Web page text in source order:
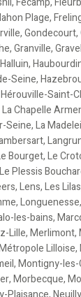
Plage,
,Gondecourt,
,Granville,
Halluin,
Seine,
Hérouville-Saint-
La Chapelle
Seine,La
,
Bourget,Le
Le Plessis
,Lens,Les Lilas
,Longuenesse,
les-bains,
Lille,Merlimont,
Lilloise,
,Montigny-les-
,Morbecque,